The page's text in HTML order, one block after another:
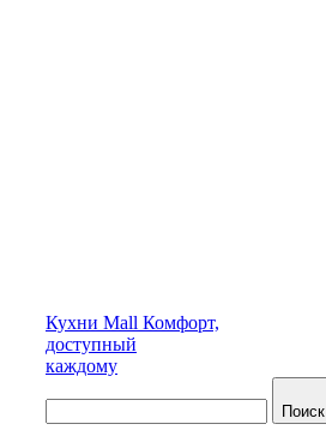
Кухни Mall Комфорт,
доступный
каждому
Поиск